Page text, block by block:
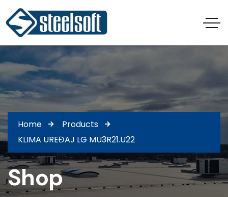
Home
Products
KLIMA UREĐAJ LG MU3R21.U22
Shop